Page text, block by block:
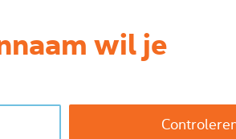
wil je